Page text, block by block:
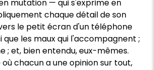
mutation — qui s'exprime en
chaque détail de son
le petit écran d'un téléphone
les maux qui l'accompagnent ;
; et, bien entendu, eux-mêmes.
chacun a une opinion sur tout,